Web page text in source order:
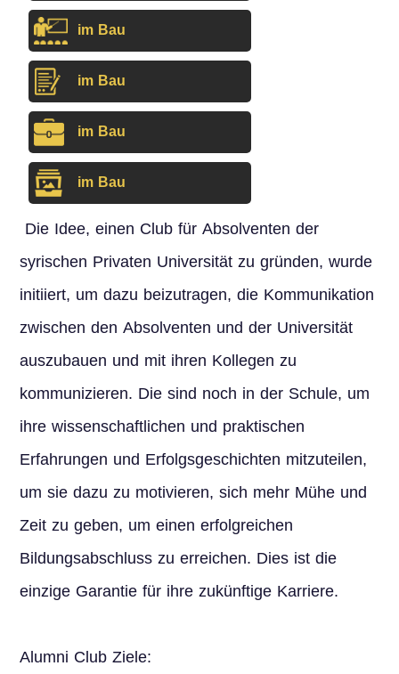
im Bau
im Bau
im Bau
im Bau
Die Idee, einen Club für Absolventen der
syrischen Privaten Universität zu gründen, wurde
initiiert, um dazu beizutragen, die Kommunikation
zwischen den Absolventen und der Universität
auszubauen und mit ihren Kollegen zu
kommunizieren. Die sind noch in der Schule, um
ihre wissenschaftlichen und praktischen
Erfahrungen und Erfolgsgeschichten mitzuteilen,
um sie dazu zu motivieren, sich mehr Mühe und
Zeit zu geben, um einen erfolgreichen
Bildungsabschluss zu erreichen. Dies ist die
einzige Garantie für ihre zukünftige Karriere.
Alumni Club Ziele: